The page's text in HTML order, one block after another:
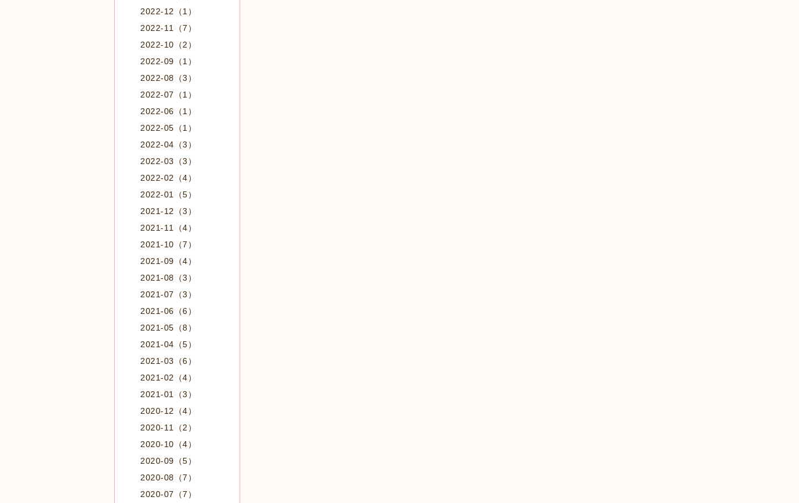
2022-12（1）
2022-11（7）
2022-10（2）
2022-09（1）
2022-08（3）
2022-07（1）
2022-06（1）
2022-05（1）
2022-04（3）
2022-03（3）
2022-02（4）
2022-01（5）
2021-12（3）
2021-11（4）
2021-10（7）
2021-09（4）
2021-08（3）
2021-07（3）
2021-06（6）
2021-05（8）
2021-04（5）
2021-03（6）
2021-02（4）
2021-01（3）
2020-12（4）
2020-11（2）
2020-10（4）
2020-09（5）
2020-08（7）
2020-07（7）